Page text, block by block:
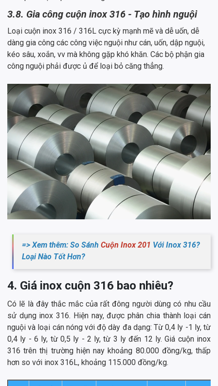
3.8. Gia công cuộn inox 316 - Tạo hình nguội
Loại cuộn inox 316 / 316L cực kỳ mạnh mẽ và dễ uốn, dễ
dàng gia công các công việc nguội như cán, uốn, dập nguội,
kéo sâu, xoắn, vv mà không gặp khó khăn. Các bộ phận gia
công nguội phải được ủ để loại bỏ căng thẳng.
=> Xem thêm: So Sánh Cuộn Inox 201 Với Inox 316?
Loại Nào Tốt Hơn?
4. Giá inox cuộn 316 bao nhiêu?
Có lẽ là đây thắc mắc của rất đông người dùng có nhu cầu
sử dụng inox 316. Hiện nay, được phân chia thành loại cán
nguội và loại cán nóng với độ dày đa dạng: Từ 0,4 ly -1 ly, từ
0,4 ly - 6 ly, từ 0,5 ly - 2 ly, từ 3 ly đến 12 ly. Giá cuộn inox
316 trên thị trường hiện nay khoảng 80.000 đồng/kg, thấp
hơn so với inox 316L, khoảng 115.000 đồng/kg.